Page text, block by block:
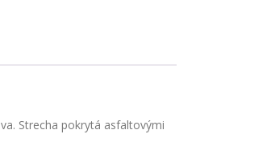
Strecha pokrytá asfaltovými